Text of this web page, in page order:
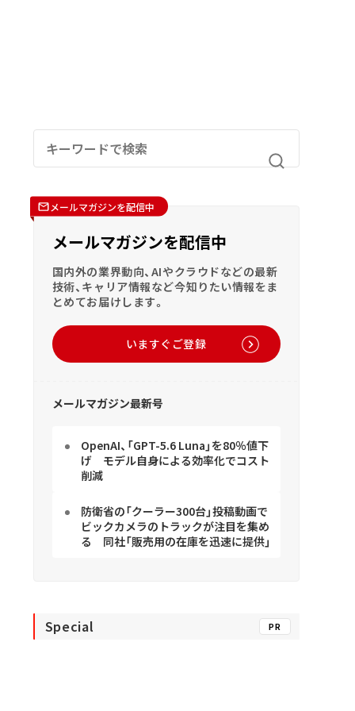
メールマガジンを配信中
メールマガジンを配信中
国内外の業界動向、AIやクラウドなどの最新
技術、キャリア情報など今知りたい情報をま
とめてお届けします。
いますぐご登録
メールマガジン最新号
OpenAI、「GPT-5.6 Luna」を80％値下
げ モデル自身による効率化でコスト
削減
防衛省の「クーラー300台」投稿動画で
ビックカメラのトラックが注目を集め
る 同社「販売用の在庫を迅速に提供」
Special PR